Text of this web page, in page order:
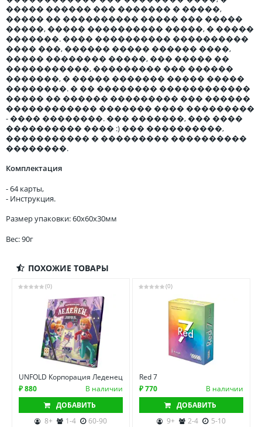
����� ������ ��� ������� � �����,
����� �� ���������� ����� ��� �����
�����, ����� ���������� �����, � �����
�������. ���� ���������� ����������
���� ���, ������ ����� ������ ����,
����� �������� �����, ��� ����� ��
�����������, ��������� ��� ������
�������, � ����� ������� ����� �����
��������. � �� �������� ������������
����� �� ������ ��������� ��� ������
������������ ������� ���� ���������
- ���� ��������. ��� �������, ��� ����
���������� ���� :) ��� ����������,
����������� � ��������� ����������
��������.
Комплектация
- 64 карты,
- Инструкция.
Размер упаковки: 60x60x30мм
Вес: 90г
ПОХОЖИЕ ТОВАРЫ
(0)
UNFOLD Корпорация Леденец
₽ 880
В наличии
ДОБАВИТЬ
8+
1-4 60-90
(0)
Red 7
₽ 770
В наличии
ДОБАВИТЬ
9+
2-4 5-10